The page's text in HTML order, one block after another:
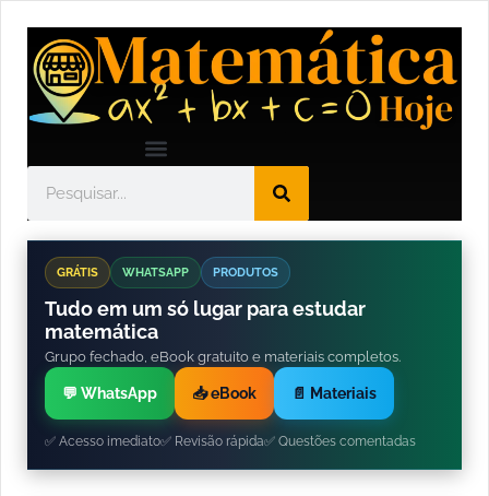
GRÁTIS WHATSAPP PRODUTOS
Tudo em um só lugar para estudar
matemática
Grupo fechado, eBook gratuito e materiais completos.
💬 WhatsApp 📥 eBook 📄 Materiais
✅ Acesso imediato✅ Revisão rápida✅ Questões comentadas